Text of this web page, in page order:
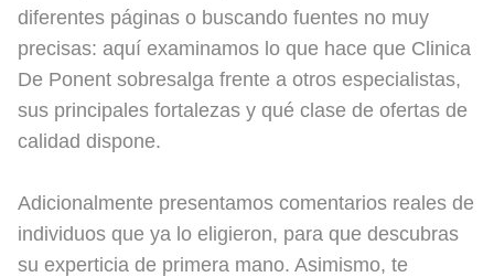
diferentes páginas o buscando fuentes no muy
precisas: aquí examinamos lo que hace que Clinica
De Ponent sobresalga frente a otros especialistas,
sus principales fortalezas y qué clase de ofertas de
calidad dispone.
Adicionalmente presentamos comentarios reales de
individuos que ya lo eligieron, para que descubras
su experticia de primera mano. Asimismo, te